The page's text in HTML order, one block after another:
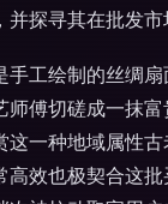
探寻其在批发
工绘制的丝绸
傅切磋成一抹
一种地域属性
效也极契合这